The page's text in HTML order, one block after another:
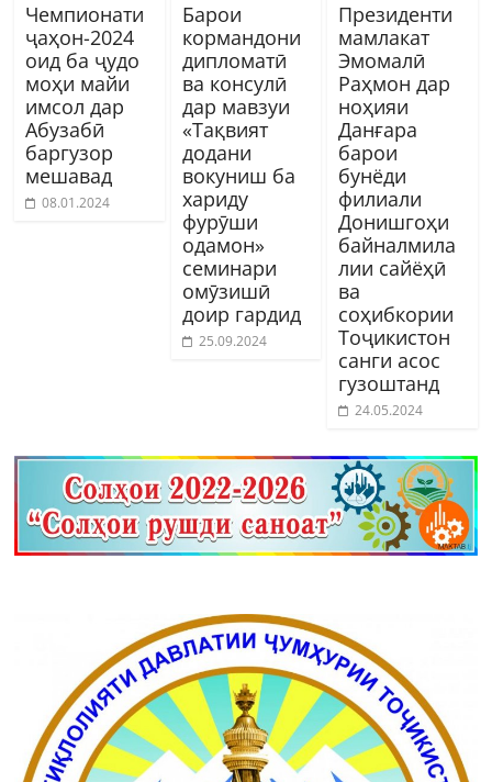
Чемпионати
ҷаҳон-2024
оид ба ҷудо
моҳи майи
имсол дар
Абузабӣ
баргузор
мешавад
08.01.2024
Барои
кормандони
дипломатӣ
ва консулӣ
дар мавзуи
«Тақвият
додани
вокуниш ба
хариду
фурӯши
одамон»
семинари
омӯзишӣ
доир гардид
25.09.2024
Президенти
мамлакат
Эмомалӣ
Раҳмон дар
ноҳияи
Данғара
барои
бунёди
филиали
Донишгоҳи
байналмила
лии сайёҳӣ
ва
соҳибкории
Тоҷикистон
санги асос
гузоштанд
24.05.2024